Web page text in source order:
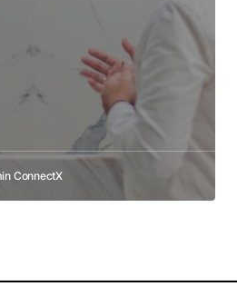
ConnectX